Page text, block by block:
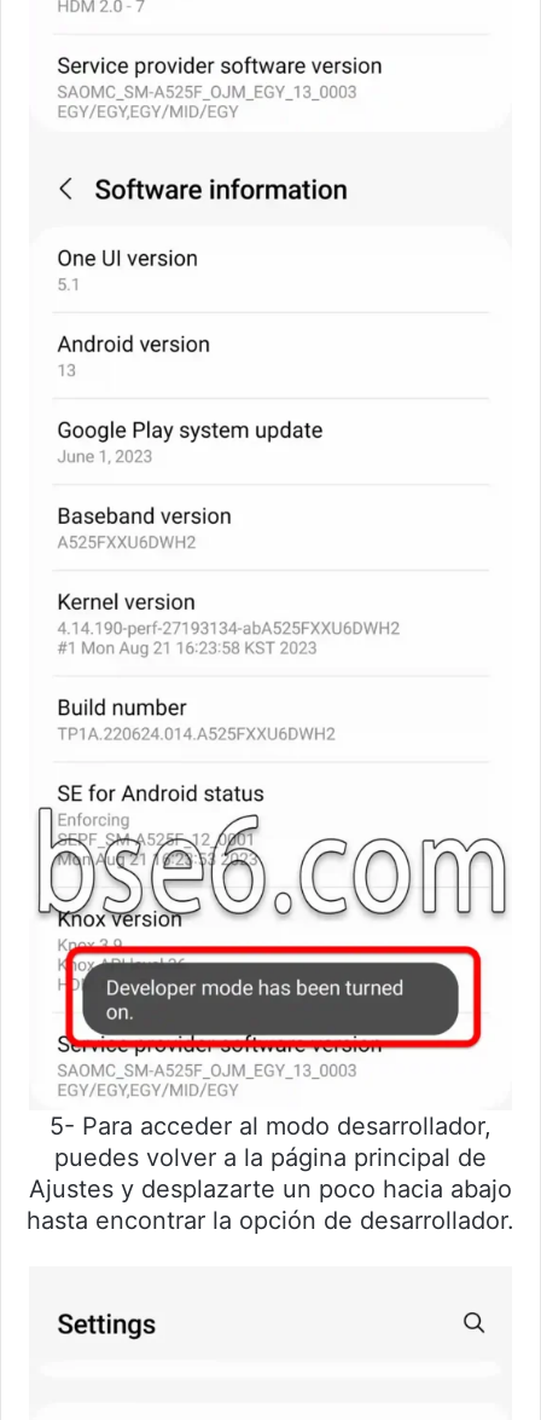
5- Para acceder al modo desarrollador,
puedes volver a la página principal de
Ajustes y desplazarte un poco hacia abajo
hasta encontrar la opción de desarrollador.